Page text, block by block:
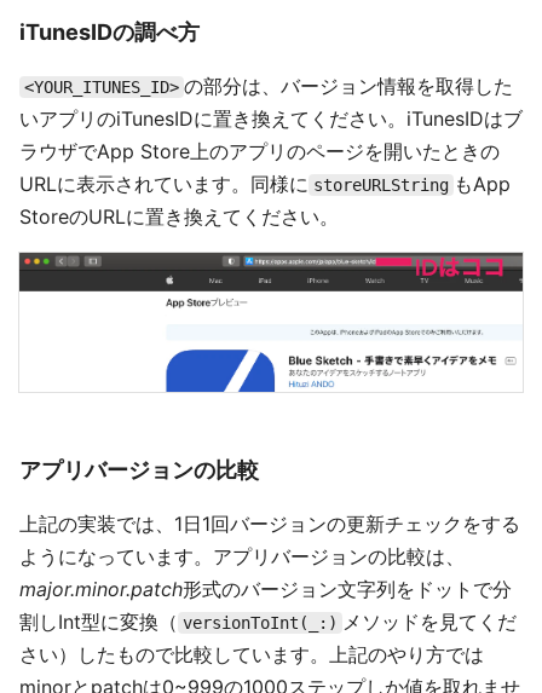
iTunesIDの調べ方
<YOUR_ITUNES_ID> の部分は、バージョン情報を取得した
いアプリのiTunesIDに置き換えてください。iTunesIDはブ
ラウザでApp Store上のアプリのページを開いたときの
URLに表示されています。同様に storeURLString もApp
StoreのURLに置き換えてください。
アプリバージョンの比較
上記の実装では、1日1回バージョンの更新チェックをする
ようになっています。アプリバージョンの比較は、
major.minor.patch形式のバージョン文字列をドットで分
割しInt型に変換（ versionToInt(_:) メソッドを見てくだ
さい）したもので比較しています。上記のやり方では
minorとpatchは0~999の1000ステップしか値を取れませ